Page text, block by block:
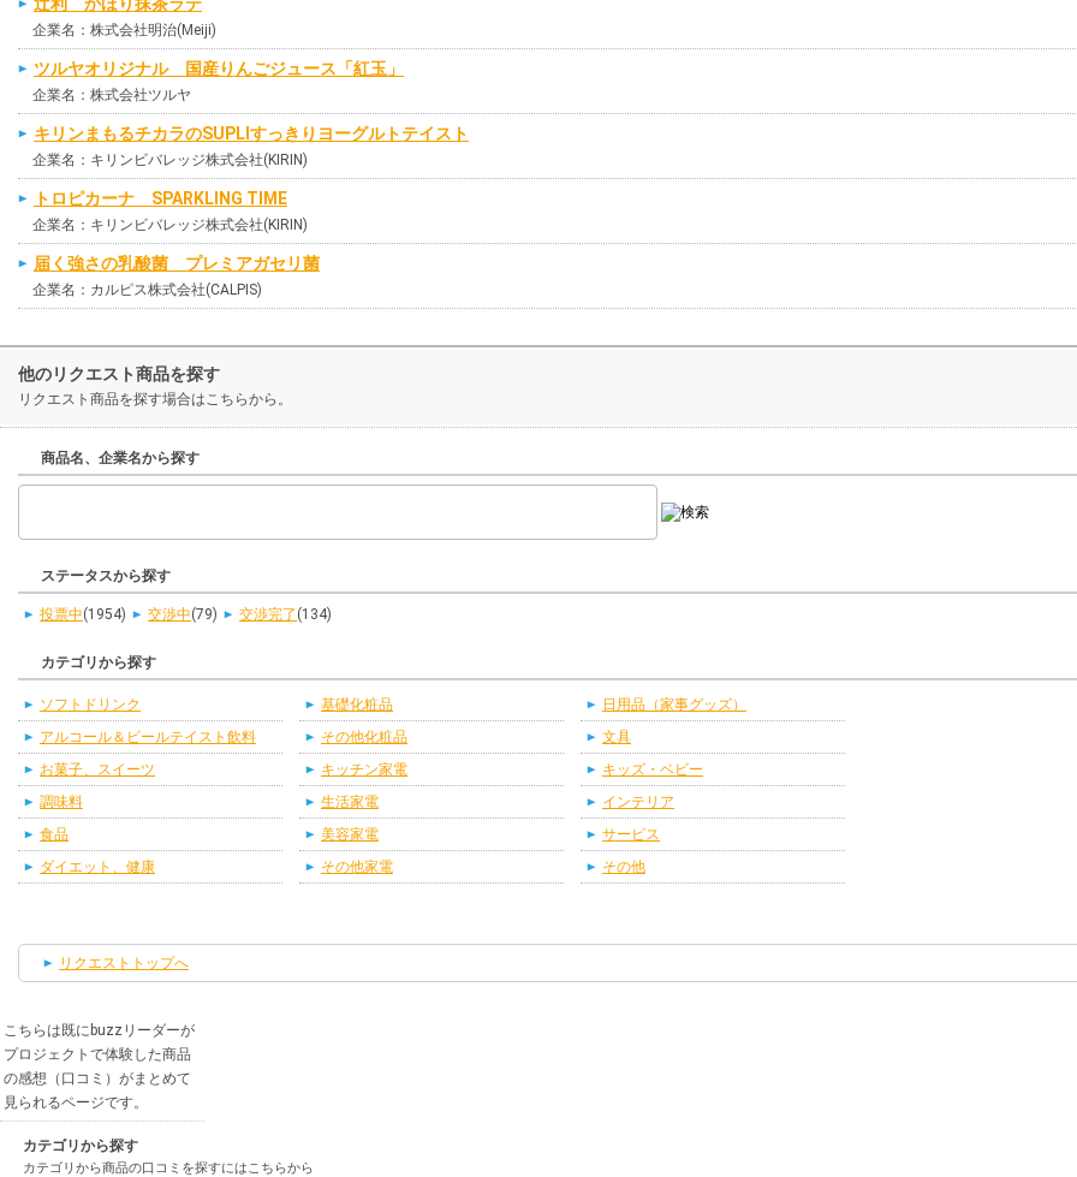
辻利 かほり抹茶ラテ
企業名：株式会社明治(Meiji)
ツルヤオリジナル 国産りんごジュース「紅玉」
企業名：株式会社ツルヤ
キリンまもるチカラのSUPLIすっきりヨーグルトテイスト
企業名：キリンビバレッジ株式会社(KIRIN)
トロピカーナ SPARKLING TIME
企業名：キリンビバレッジ株式会社(KIRIN)
届く強さの乳酸菌 プレミアガセリ菌
企業名：カルピス株式会社(CALPIS)
他のリクエスト商品を探す
リクエスト商品を探す場合はこちらから。
商品名、企業名から探す
ステータスから探す
投票中(1954) 交渉中(79) 交渉完了 (134)
カテゴリから探す
ソフトドリンク
アルコール＆ビールテイスト飲料
お菓子、スイーツ
調味料
食品
ダイエット、健康
基礎化粧品
その他化粧品
キッチン家電
生活家電
美容家電
その他家電
日用品（家事グッズ）
文具
キッズ・ベビー
インテリア
サービス
その他
リクエストトップへ
こちらは既にbuzzリーダーが
プロジェクトで体験した商品
の感想（口コミ）がまとめて
見られるページです。
カテゴリから探す
カテゴリから商品の口コミを探すにはこちらから